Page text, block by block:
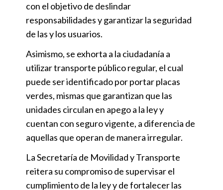
con el objetivo de deslindar
responsabilidades y garantizar la seguridad
de las y los usuarios.
Asimismo, se exhorta a la ciudadanía a
utilizar transporte público regular, el cual
puede ser identificado por portar placas
verdes, mismas que garantizan que las
unidades circulan en apego a la ley y
cuentan con seguro vigente, a diferencia de
aquellas que operan de manera irregular.
La Secretaría de Movilidad y Transporte
reitera su compromiso de supervisar el
cumplimiento de la ley y de fortalecer las